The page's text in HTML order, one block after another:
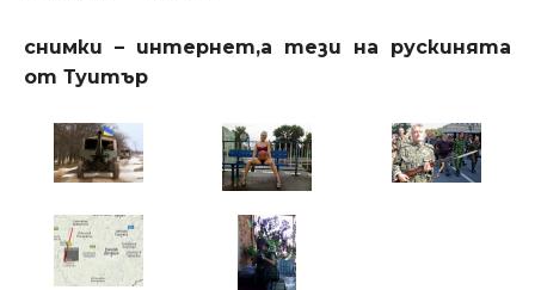
снимки – интернет,а тези на рускинята
от Туитър